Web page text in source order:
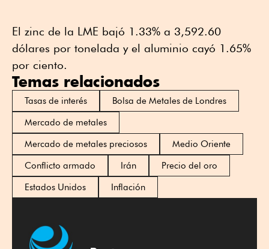
El zinc de la LME bajó 1.33% a 3,592.60
dólares por tonelada y el aluminio cayó 1.65%
por ciento.
Temas relacionados
Tasas de interés
Bolsa de Metales de Londres
Mercado de metales
Mercado de metales preciosos
Medio Oriente
Conflicto armado
Irán
Precio del oro
Estados Unidos
Inflación